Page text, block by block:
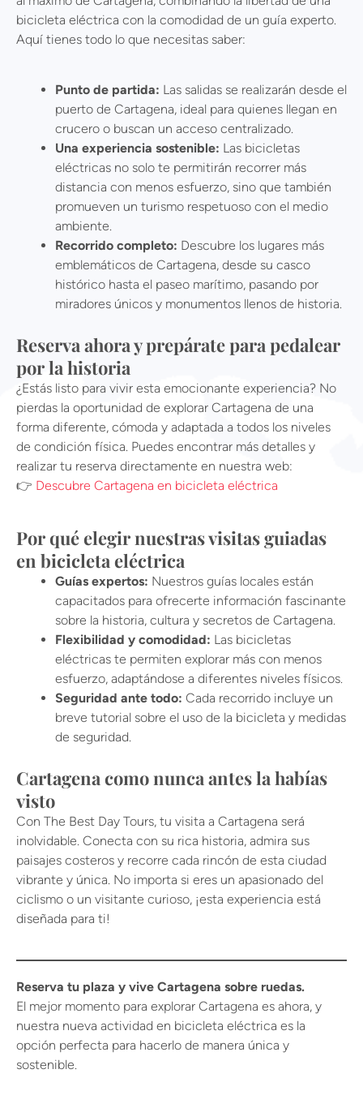
bicicleta eléctrica con la comodidad de un guía experto.
Aquí tienes todo lo que necesitas saber:
Punto de partida: Las salidas se realizarán desde el
puerto de Cartagena, ideal para quienes llegan en
crucero o buscan un acceso centralizado.
Una experiencia sostenible: Las bicicletas
eléctricas no solo te permitirán recorrer más
distancia con menos esfuerzo, sino que también
promueven un turismo respetuoso con el medio
ambiente.
Recorrido completo: Descubre los lugares más
emblemáticos de Cartagena, desde su casco
histórico hasta el paseo marítimo, pasando por
miradores únicos y monumentos llenos de historia.
Reserva ahora y prepárate para pedalear
por la historia
¿Estás listo para vivir esta emocionante experiencia? No
pierdas la oportunidad de explorar Cartagena de una
forma diferente, cómoda y adaptada a todos los niveles
de condición física. Puedes encontrar más detalles y
realizar tu reserva directamente en nuestra web:
👉 Descubre Cartagena en bicicleta eléctrica
Por qué elegir nuestras visitas guiadas
en bicicleta eléctrica
Guías expertos: Nuestros guías locales están
capacitados para ofrecerte información fascinante
sobre la historia, cultura y secretos de Cartagena.
Flexibilidad y comodidad: Las bicicletas
eléctricas te permiten explorar más con menos
esfuerzo, adaptándose a diferentes niveles físicos.
Seguridad ante todo: Cada recorrido incluye un
breve tutorial sobre el uso de la bicicleta y medidas
de seguridad.
Cartagena como nunca antes la habías
visto
Con The Best Day Tours, tu visita a Cartagena será
inolvidable. Conecta con su rica historia, admira sus
paisajes costeros y recorre cada rincón de esta ciudad
vibrante y única. No importa si eres un apasionado del
ciclismo o un visitante curioso, ¡esta experiencia está
diseñada para ti!
Reserva tu plaza y vive Cartagena sobre ruedas.
El mejor momento para explorar Cartagena es ahora, y
nuestra nueva actividad en bicicleta eléctrica es la
opción perfecta para hacerlo de manera única y
sostenible.